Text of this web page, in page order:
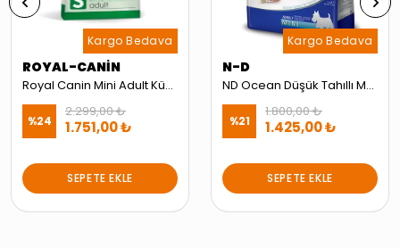
Kargo Bedava
ROYAL-CANİN
Royal Canin Mini Adult Küçük Irk Yetişkin Köpek Maması 4kg
%24
2.299,00 ₺
1.751,00 ₺
SEPETE EKLE
Kargo Bedava
N-D
ND Ocean Düşük Tahıllı Morina Balığı Balkabağı ve Portakallı Mini Irk Yetişkin Köpek Maması 2,5kg
%21
1.800,00 ₺
1.425,00 ₺
SEPETE EKLE